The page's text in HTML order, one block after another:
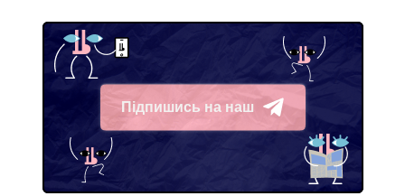
Підпишись на наш
Telegram